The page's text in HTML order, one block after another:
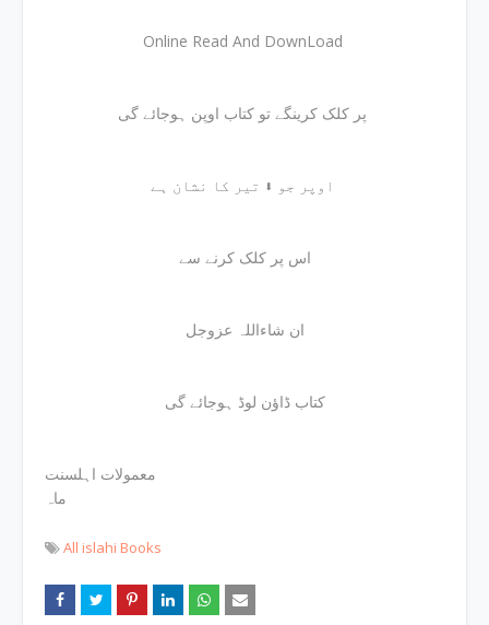
Online Read And DownLoad
اس پر کلک کرنے سے
ان شاءاللہ عزوجل
کتاب ڈاؤن لوڈ ہوجائے گی
معمولات اہلسنت
All islahi Books